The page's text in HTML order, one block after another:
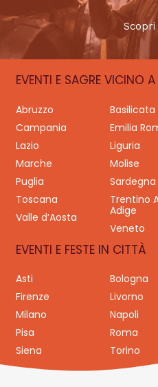
Scopri
EVENTI E SAGRE VICINO A
Abruzzo Basilicata
Campania
Emilia
Lazio
Liguria
Marche
Molise
Puglia
Sardegna
Toscana
Trentino
Adige
Valle d’Aosta
Veneto
EVENTI E FESTE IN CITTÀ
Asti Bologna
Firenze
Livorno
Milano
Napoli
Pisa
Roma
Siena
Torino